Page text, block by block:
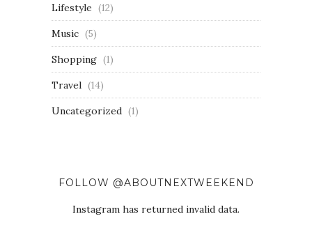
Lifestyle (12)
Music (5)
Shopping (1)
Travel (14)
Uncategorized (1)
FOLLOW @ABOUTNEXTWEEKEND
Instagram has returned invalid data.